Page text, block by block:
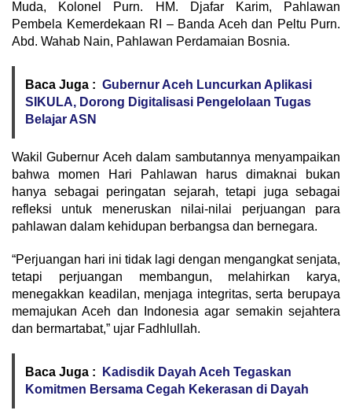
Muda, Kolonel Purn. HM. Djafar Karim, Pahlawan
Pembela Kemerdekaan RI – Banda Aceh dan Peltu Purn.
Abd. Wahab Nain, Pahlawan Perdamaian Bosnia.
Baca Juga : Gubernur Aceh Luncurkan Aplikasi
SIKULA, Dorong Digitalisasi Pengelolaan Tugas
Belajar ASN
Wakil Gubernur Aceh dalam sambutannya menyampaikan
bahwa momen Hari Pahlawan harus dimaknai bukan
hanya sebagai peringatan sejarah, tetapi juga sebagai
refleksi untuk meneruskan nilai-nilai perjuangan para
pahlawan dalam kehidupan berbangsa dan bernegara.
“Perjuangan hari ini tidak lagi dengan mengangkat senjata,
tetapi perjuangan membangun, melahirkan karya,
menegakkan keadilan, menjaga integritas, serta berupaya
memajukan Aceh dan Indonesia agar semakin sejahtera
dan bermartabat,” ujar Fadhlullah.
Baca Juga :
Kadisdik Dayah Aceh Tegaskan
Komitmen Bersama Cegah Kekerasan di Dayah